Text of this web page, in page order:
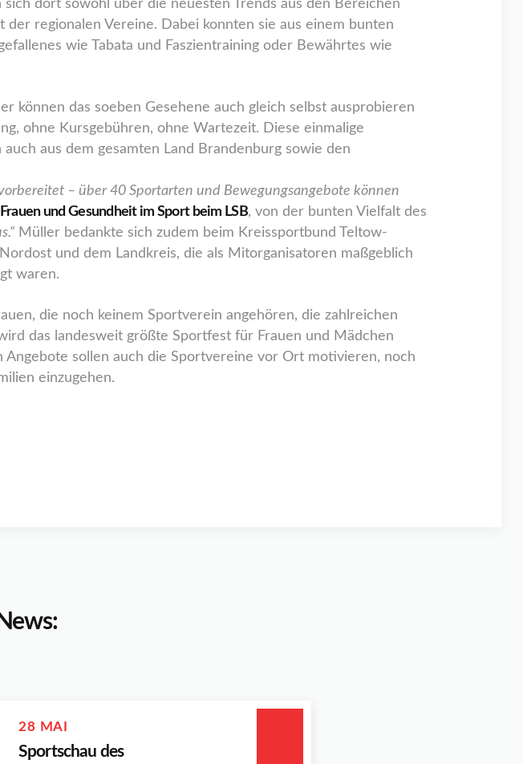
dort sowohl über die neuesten Trends aus den Bereichen
regionalen Vereine. Dabei konnten sie aus einem bunten
wie Tabata und Faszientraining oder Bewährtes wie
können das soeben Gesehene auch gleich selbst ausprobieren
ohne Kursgebühren, ohne Wartezeit. Diese einmalige
aus dem gesamten Land Brandenburg sowie den
– über 40 Sportarten und Bewegungsangebote können
und Gesundheit im Sport beim LSB, von der bunten Vielfalt des
Müller bedankte sich zudem beim Kreissportbund Teltow-
und dem Landkreis, die als Mitorganisatoren maßgeblich
waren.
die noch keinem Sportverein angehören, die zahlreichen
das landesweit größte Sportfest für Frauen und Mädchen
sollen auch die Sportvereine vor Ort motivieren, noch
einzugehen.
28 MAI
Sportschau des